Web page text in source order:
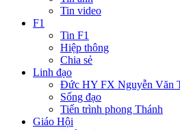
Tin video
F1
Tin F1
Hiệp thông
Chia sẻ
Linh đạo
Đức HY FX Nguyễn Văn
Sống đạo
Tiến trình phong Thánh
Giáo Hội